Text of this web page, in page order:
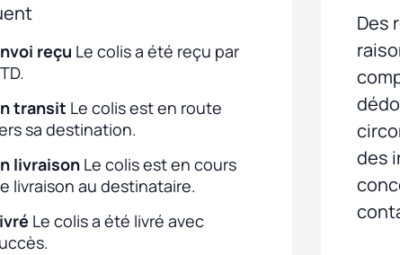
reçu Le colis a été reçu par
transit Le colis est en route
sa destination.
livraison Le colis est en cours
livraison au destinataire.
Le colis a été livré avec
Des
des